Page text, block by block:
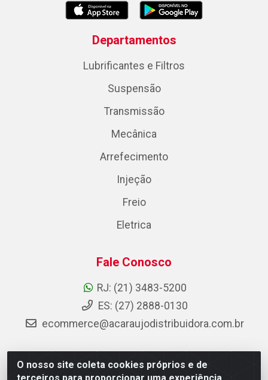
O nosso site coleta cookies próprios e de
Departamentos
Lubrificantes e Filtros
Suspensão
Transmissão
Mecânica
Arrefecimento
Injeção
Freio
Eletrica
Fale Conosco
RJ: (21) 3483-5200
ES: (27) 2888-0130
ecommerce@acaraujodistribuidora.com.br
AC Araujo Distribuidora - Rua Carneiro de Campos, 42 -